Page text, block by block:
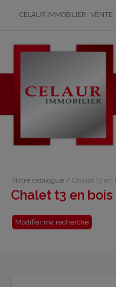
CELAUR IMMOBILIER : VENTE
Notre catalogue / Chalet t3 en
Chalet t3 en
Modifier ma recherche